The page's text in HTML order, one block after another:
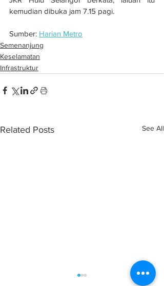
kemudian dibuka jam 7.15 pagi.
Sumber: Harian Metro
Semenanjung
Keselamatan
Infrastruktur
Related Posts See All